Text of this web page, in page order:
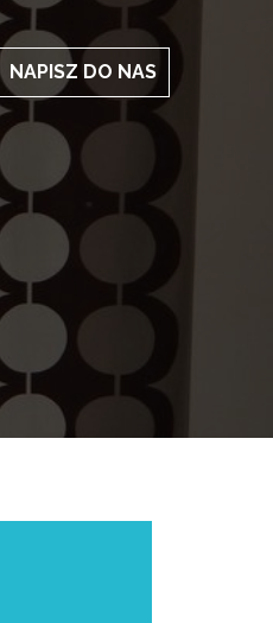
NAPISZ DO NAS